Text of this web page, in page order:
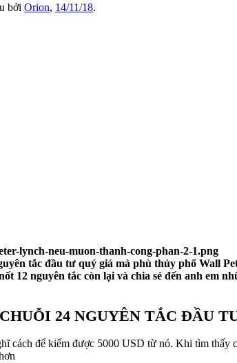
bởi Orion, 14/11/18.
tắc đầu tư quý giá mà phù thủy phố Wall
12 nguyên tắc còn lại và chia sẻ đến anh em
24 NGUYÊN TẮC ĐẦU
cách để kiếm được 5000 USD từ nó. Khi tìm thấy